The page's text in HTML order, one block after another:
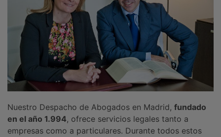
Nuestro Despacho de Abogados en Madrid, fundado
en el año 1.994, ofrece servicios legales tanto a
empresas como a particulares. Durante todos estos